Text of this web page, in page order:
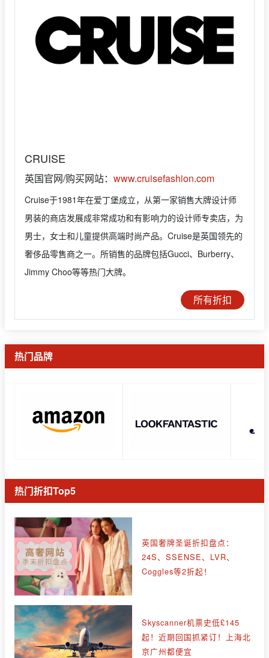
CRUISE
英国官网/购买网站： www.cruisefashion.com
Cruise于1981年在爱丁堡成立，从第一家销售大牌设计师
男装的商店发展成非常成功和有影响力的设计师专卖店，为
男士，女士和儿童提供高端时尚产品。Cruise是英国领先的
奢侈品零售商之一。所销售的品牌包括Gucci、Burberry、
Jimmy Choo等等热门大牌。
所有折扣
热门品牌
热门折扣Top5
英国奢牌圣诞折扣盘点：
24S、SSENSE、LVR、
Coggles等2折起！
Skyscanner机票史低£145
起！近期回国抓紧订！上海北
京广州都便宜